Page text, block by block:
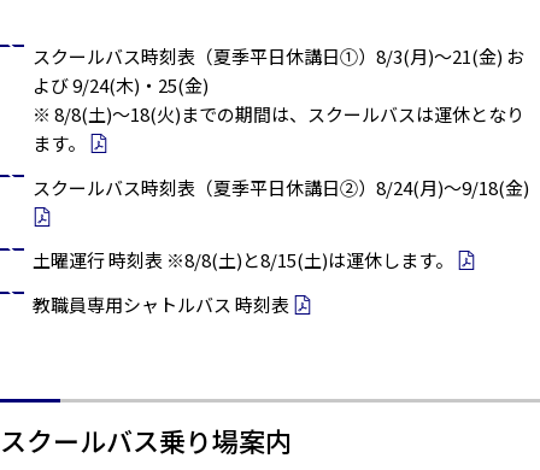
スクールバス時刻表（夏季平日休講日①）8/3(月)～21(金) お
よび 9/24(木)・25(金)
※ 8/8(土)～18(火)までの期間は、スクールバスは運休となり
ます。
スクールバス時刻表（夏季平日休講日②）8/24(月)～9/18(金)
土曜運行 時刻表 ※8/8(土)と8/15(土)は運休します。
教職員専用シャトルバス 時刻表
スクールバス乗り場案内